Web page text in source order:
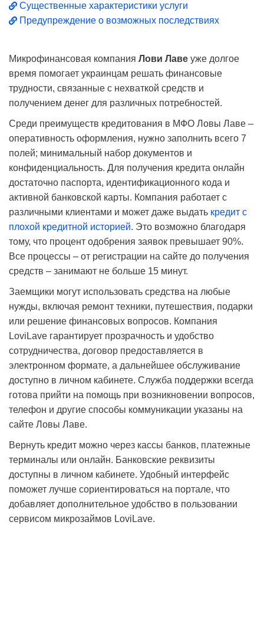
Существенные характеристики услуги
Предупреждение о возможных последствиях
Микрофинансовая компания Лови Лаве уже долгое
время помогает украинцам решать финансовые
трудности, связанные с нехваткой средств и
получением денег для различных потребностей.
Среди преимуществ кредитования в МФО Ловы Лаве –
оперативность оформления, нужно заполнить всего 7
полей; минимальный набор документов и
конфиденциальность. Для получения кредита онлайн
достаточно паспорта, идентификационного кода и
активной банковской карты. Компания работает с
различными клиентами и может даже выдать кредит с
плохой кредитной историей. Это возможно благодаря
тому, что процент одобрения заявок превышает 90%.
Все процессы – от регистрации на сайте до получения
средств – занимают не больше 15 минут.
Заемщики могут использовать средства на любые
нужды, включая ремонт техники, путешествия, подарки
или решение финансовых вопросов. Компания
LoviLave гарантирует прозрачность и удобство
сотрудничества, договор предоставляется в
электронном формате, а дальнейшее обслуживание
доступно в личном кабинете. Служба поддержки всегда
готова прийти на помощь при возникновении вопросов,
телефон и другие способы коммуникации указаны на
сайте Ловы Лаве.
Вернуть кредит можно через кассы банков, платежные
терминалы или онлайн. Банковские реквизиты
доступны в личном кабинете. Удобный интерфейс
поможет лучше сориентироваться на портале, что
добавляет дополнительное удобство в пользовании
сервисом микрозаймов LoviLave.